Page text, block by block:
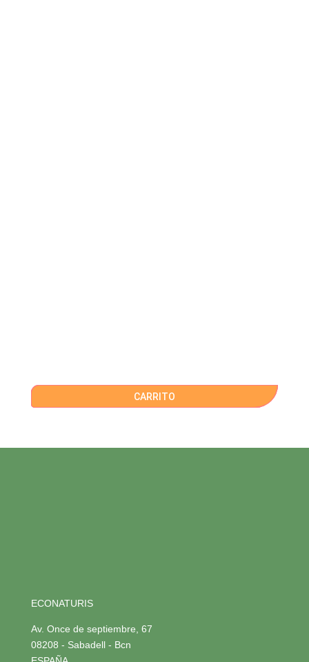
CARRITO
ECONATURIS
Av. Once de septiembre, 67
08208 - Sabadell - Bcn